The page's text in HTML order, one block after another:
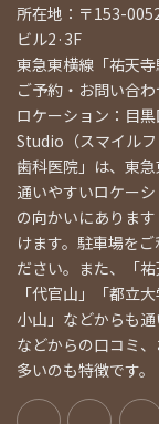
所在地：〒153-
ビル2·3F
東急東横線「祐天
ご予約・お問い合
ロケーション：目
Studio（スマイル
歯科医院」は、東急
通いやすいロケー
の向かいにありま
けます。駐車場を
ださい。また、「
「代官山」「都立
小山」などからも
などからの口コミ
多いのも特徴です。